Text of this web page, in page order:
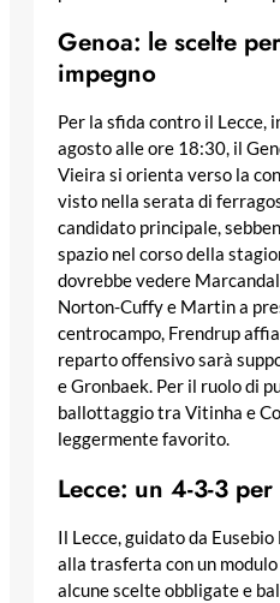
Genoa: le scelte
impegno
Per la sfida contro il Lecce,
agosto alle ore 18:30, il
Vieira si orienta verso la
visto nella serata di
candidato principale,
spazio nel corso della
dovrebbe vedere
Norton-Cuffy e Martin a
centrocampo, Frendrup
reparto offensivo sarà
e Gronbaek. Per il ruolo di
ballottaggio tra Vitinha e
leggermente favorito.
Lecce: un 4-3-3
Il Lecce, guidato da
alla trasferta con un
alcune scelte obbligate e